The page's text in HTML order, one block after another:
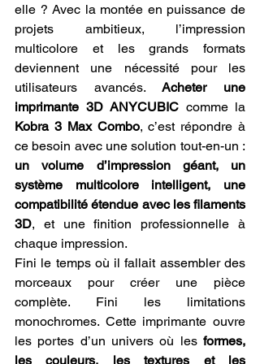
elle ? Avec la montée en puissance de
projets ambitieux, l’impression
multicolore et les grands formats
deviennent une nécessité pour les
utilisateurs avancés. Acheter une
imprimante 3D ANYCUBIC
Kobra 3 Max Combo, c’est répondre à
un volume d’impression géant, un
système multicolore intelligent, une
compatibilité étendue avec les filaments
3D, et une finition professionnelle à
chaque impression.
Fini le temps où il fallait assembler des
morceaux pour créer une pièce
complète. Fini les limitations
monochromes. Cette imprimante ouvre
les portes d’un univers où les formes,
les couleurs, les textures et les